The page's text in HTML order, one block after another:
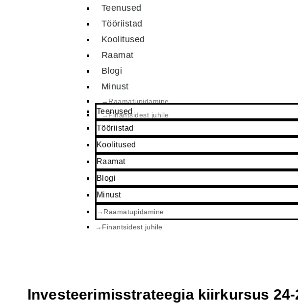
Teenused
Tööriistad
Koolitused
Raamat
Blogi
Minust
→Raamatupidamine
→Finantsidest juhile
Teenused
Tööriistad
Koolitused
Raamat
Blogi
Minust
→Raamatupidamine
→Finantsidest juhile
Investeerimisstrateegia kiirkursus 24-